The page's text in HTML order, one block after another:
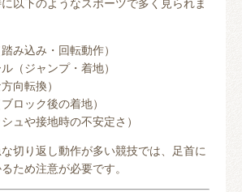
以下のようなスポーツで多く見られま
み込み・回転動作）
（ジャンプ・着地）
向転換）
ロック後の着地）
ュや接地時の不安定さ）
切り返し動作が多い競技では、足首に
ため注意が必要です。